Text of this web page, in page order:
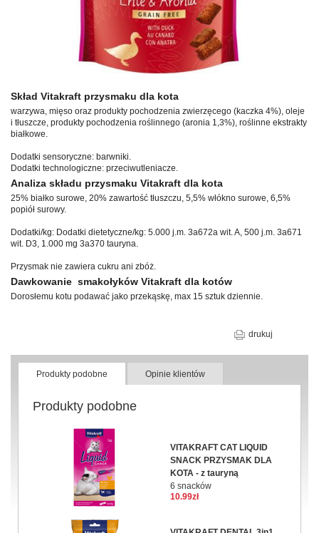
Skład Vitakraft przysmaku dla kota
warzywa, mięso oraz produkty pochodzenia zwierzęcego (kaczka 4%), oleje
i tłuszcze, produkty pochodzenia roślinnego (aronia 1,3%), roślinne ekstrakty
białkowe.
Dodatki sensoryczne: barwniki.
Dodatki technologiczne: przeciwutleniacze.
Analiza składu przysmaku Vitakraft dla kota
25% białko surowe, 20% zawartość tłuszczu, 5,5% włókno surowe, 6,5%
popiół surowy.
Dodatki/kg: Dodatki dietetyczne/kg: 5.000 j.m. 3a672a wit. A, 500 j.m. 3a671
wit. D3, 1.000 mg 3a370 tauryna.
Przysmak nie zawiera cukru ani zbóż.
Dawkowanie smakołyków Vitakraft dla kotów
Dorosłemu kotu podawać jako przekąskę, max 15 sztuk dziennie.
drukuj
Produkty podobne Opinie klientów
Produkty podobne
VITAKRAFT CAT LIQUID
SNACK PRZYSMAK DLA
KOTA - z tauryną
6 snacków
10.99zł